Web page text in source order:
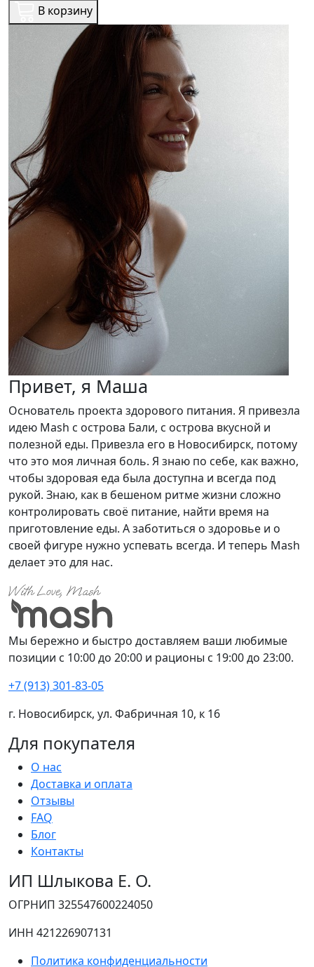
В корзину
Привет, я Маша
Основатель проекта здорового питания. Я привезла
идею Mash с острова Бали, с острова вкусной и
полезной еды. Привезла его в Новосибирск, потому
что это моя личная боль. Я знаю по себе, как важно,
чтобы здоровая еда была доступна и всегда под
рукой. Знаю, как в бешеном ритме жизни сложно
контролировать своё питание, найти время на
приготовление еды. А заботиться о здоровье и о
своей фигуре нужно успевать всегда. И теперь Mash
делает это для нас.
Мы бережно и быстро доставляем ваши любимые
позиции с 10:00 до 20:00 и рационы с 19:00 до 23:00.
+7 (913) 301-83-05
г. Новосибирск, ул. Фабричная 10, к 16
Для покупателя
О нас
Доставка и оплата
Отзывы
FAQ
Блог
Контакты
ИП Шлыкова Е. О.
ОГРНИП 325547600224050
ИНН 421226907131
Политика конфиденциальности